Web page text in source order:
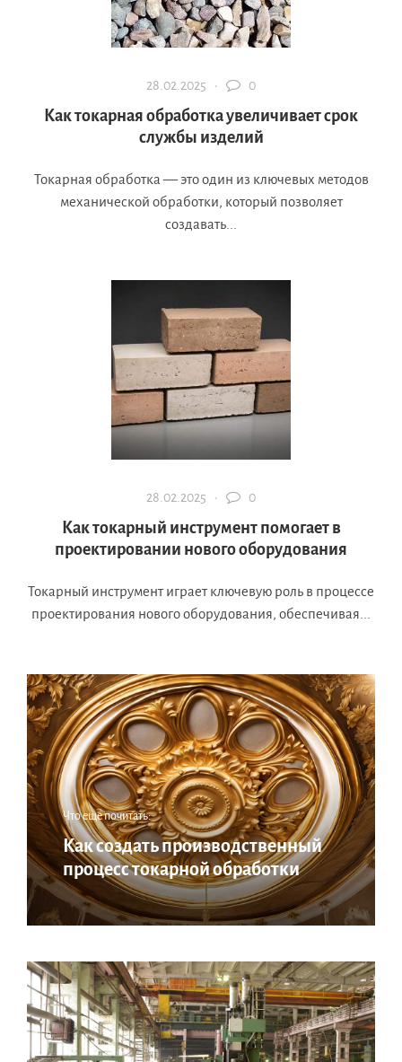
28.02.2025 · 0
Как токарная обработка увеличивает срок
службы изделий
Токарная обработка — это один из ключевых методов
механической обработки, который позволяет
создавать...
28.02.2025 · 0
Как токарный инструмент помогает в
проектировании нового оборудования
Токарный инструмент играет ключевую роль в процессе
проектирования нового оборудования, обеспечивая...
Что еще почитать:
Как создать производственный
процесс токарной обработки